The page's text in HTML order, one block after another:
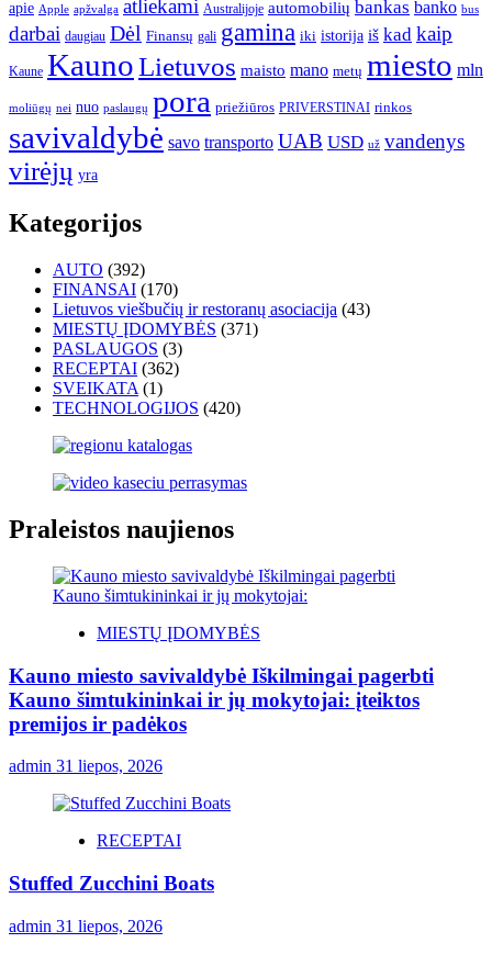
apie Apple apžvalga atliekami Australijoje automobilių bankas banko bus
darbai daugiau Dėl Finansų gali gamina iki istorija iš kad kaip
Kaune KaunoLietuvos maisto mano metų miesto mln
moliūgų nei nuo paslaugų pora priežiūros PRIVERSTINAI rinkos
savivaldybė savo transporto UAB USD už vandenys
virėjų yra
Kategorijos
AUTO (392)
FINANSAI (170)
Lietuvos viešbučių ir restoranų asociacija (43)
MIESTŲ ĮDOMYBĖS (371)
PASLAUGOS (3)
RECEPTAI (362)
SVEIKATA (1)
TECHNOLOGIJOS (420)
Praleistos naujienos
MIESTŲ ĮDOMYBĖS
Kauno miesto savivaldybė Iškilmingai pagerbti
Kauno šimtukininkai ir jų mokytojai: įteiktos
premijos ir padėkos
admin 31 liepos, 2026
RECEPTAI
Stuffed Zucchini Boats
admin 31 liepos, 2026